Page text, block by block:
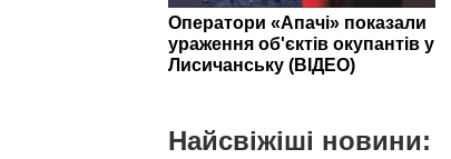
Оператори «Апачі» показали
ураження об'єктів окупантів у
Лисичанську (ВІДЕО)
Найсвіжіші новини: